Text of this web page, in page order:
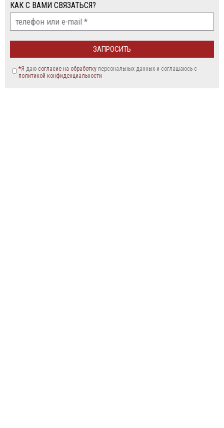
КАК С ВАМИ СВЯЗАТЬСЯ?
*Я даю согласие на обработкуперсональных данных и соглашаюсь c
политикой конфиденциальности